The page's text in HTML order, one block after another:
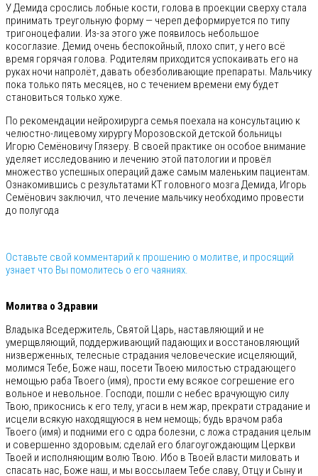
У Демида срослись лобные кости, голова в проекции сверху стала
принимать треугольную форму — череп деформируется по типу
тригоноцефалии. Из-за этого уже появилось небольшое
косоглазие. Демид очень беспокойный, плохо спит, у него всё
время горячая голова. Родителям приходится успокаивать его на
руках ночи напролёт, давать обезболивающие препараты. Мальчику
пока только пять месяцев, но с течением времени ему будет
становиться только хуже.
По рекомендации нейрохирурга семья поехала на консультацию к
челюстно-лицевому хирургу Морозовской детской больницы
Игорю Семёновичу Глязеру. В своей практике он особое внимание
уделяет исследованию и лечению этой патологии и провёл
множество успешных операций даже самым маленьким пациентам.
Ознакомившись с результатами КТ головного мозга Демида, Игорь
Семёнович заключил, что лечение мальчику необходимо провести
до полугода
Оставьте свой комментарий к прошению о молитве, и просящий
узнает что Вы помолитесь о его чаяниях.
Молитва о Здравии
Владыка Вседержитель, Святой Царь, наставляющий и не
умерщвляющий, поддерживающий падающих и восстановляющий
низверженных, телесные страдания человеческие исцеляющий,
молимся Тебе, Боже наш, посети Твоею милостью страдающего
немощью раба Твоего (имя), прости ему всякое согрешение его
вольное и невольное. Господи, пошли с небес врачующую силу
Твою, прикоснись к его телу, угаси в нем жар, прекрати страдание и
исцели всякую находящуюся в нем немощь; будь врачом раба
Твоего (имя) и подними его с одра болезни, с ложа страдания целым
и совершенно здоровым; сделай его благоугождающим Церкви
Твоей и исполняющим волю Твою. Ибо в Твоей власти миловать и
спасать нас, Боже наш, и мы воссылаем Тебе славу, Отцу и Сыну и